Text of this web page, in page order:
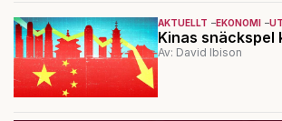
AKTUELLT EKONOMI
Kinas snäckspel
Av: David Ibison